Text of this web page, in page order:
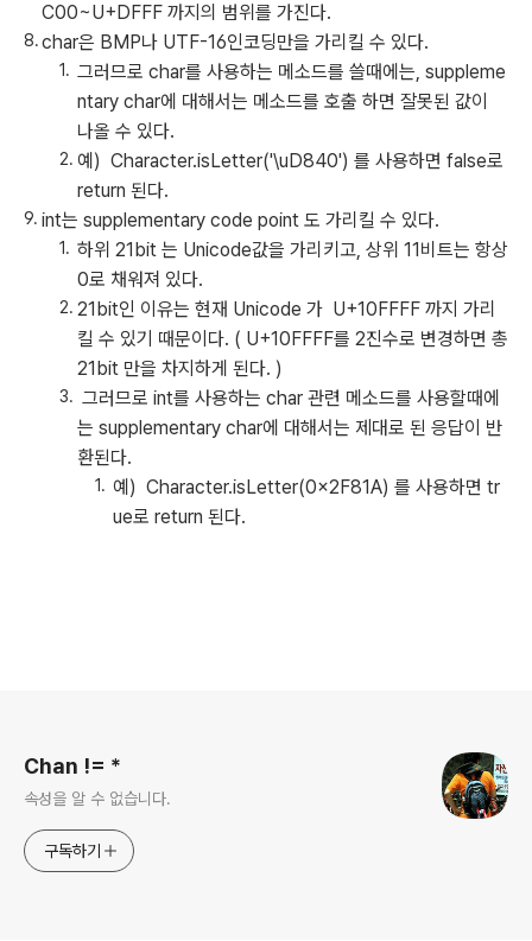
C00~U+DFFF 까지의 범위를 가진다.
char은 BMP나 UTF-16인코딩만을 가리킬 수 있다.
그러므로 char를 사용하는 메소드를 쓸때에는, suppleme
ntary char에 대해서는 메소드를 호출 하면 잘못된 값이
나올 수 있다.
예) Character.isLetter('\uD840') 를 사용하면 false로
return 된다.
int는 supplementary code point 도 가리킬 수 있다.
하위 21bit 는 Unicode값을 가리키고, 상위 11비트는 항상
0로 채워져 있다.
21bit인 이유는 현재 Unicode 가 U+10FFFF 까지 가리
킬 수 있기 때문이다. ( U+10FFFF를 2진수로 변경하면 총
21bit 만을 차지하게 된다. )
그러므로 int를 사용하는 char 관련 메소드를 사용할때에
는 supplementary char에 대해서는 제대로 된 응답이 반
환된다.
예) Character.isLetter(0x2F81A) 를 사용하면 tr
ue로 return 된다.
Chan != *
속성을 알 수 없습니다.
구독하기